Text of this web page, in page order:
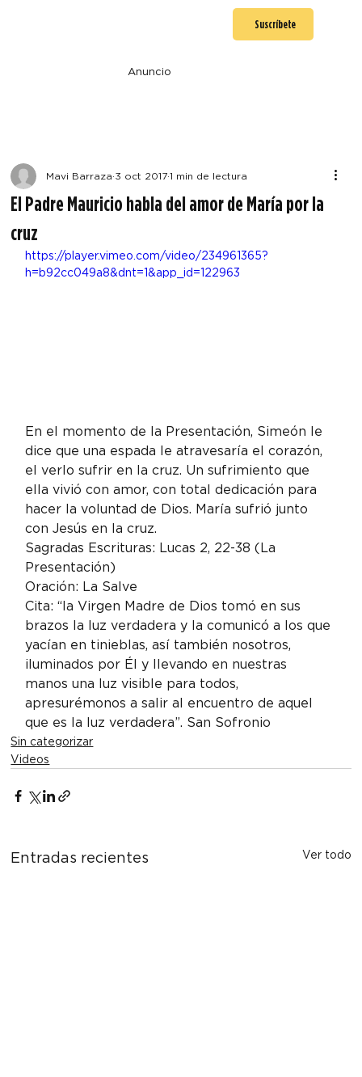
Suscríbete
Anuncio
El Padre Mauricio habla del amor de María por la
cruz
Mavi Barraza 3 oct 2017 1 min de lectura
https://player.vimeo.com/video/234961365?
h=b92cc049a8&dnt=1&app_id=122963
En el momento de la Presentación, Simeón le
dice que una espada le atravesaría el corazón,
el verlo sufrir en la cruz. Un sufrimiento que
ella vivió con amor, con total dedicación para
hacer la voluntad de Dios. María sufrió junto
con Jesús en la cruz.
Sagradas Escrituras: Lucas 2, 22-38 (La
Presentación)
Oración: La Salve
Cita: “la Virgen Madre de Dios tomó en sus
brazos la luz verdadera y la comunicó a los que
yacían en tinieblas, así también nosotros,
iluminados por Él y llevando en nuestras
manos una luz visible para todos,
apresurémonos a salir al encuentro de aquel
que es la luz verdadera”. San Sofronio
Sin categorizar
Videos
Entradas recientes Ver todo